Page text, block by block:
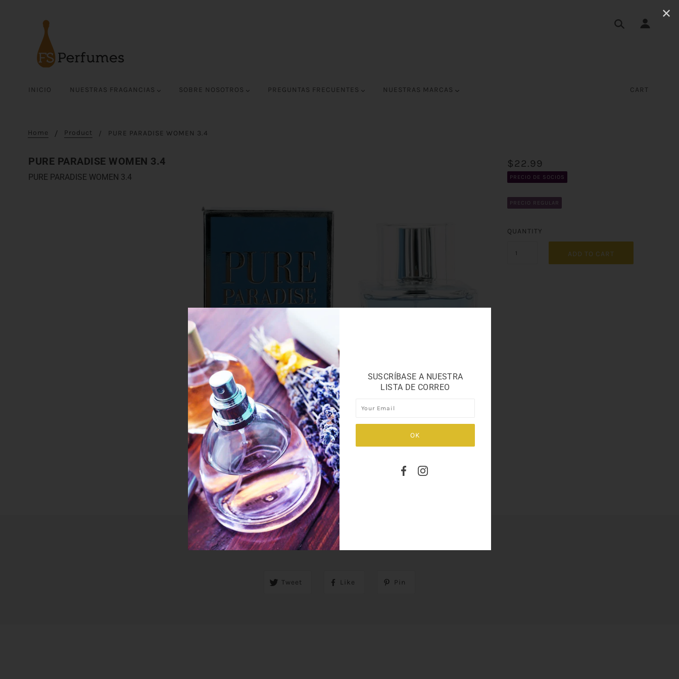
INICIO NUESTRAS FRAGANCIAS SOBRE NOSOTROS PREGUNTAS FRECUENTES NUESTRAS MARCAS CART
Home Product PURE PARADISE WOMEN 3.4
PURE PARADISE WOMEN 3.4 $22.99
PRECIO DE SOCIOS
PRECIO REGULAR
QUANTITY
ADD TO CART
PURE PARADISE WOMEN 3.4
SHARE THIS
Tweet Like Pin
✕
SUSCRÍBASE A NUESTRA
LISTA DE CORREO